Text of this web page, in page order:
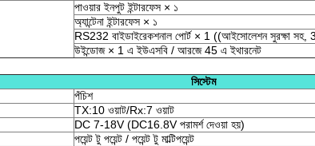
পাওয়ার ইনপুট ইন্টারফেস × ১
অ্যান্টেনা ইন্টারফেস × ১
RS232 বাইডাইরেকশনাল পোর্ট × 1 ((আইসোলেশন সুরক্ষা সহ,
উইন্ডোজ × 1 এ ইউএসবি / আরজে 45 এ ইথারনেট
সিস্টেম
পঁচিশ
TX:10 ওয়াট/Rx:7 ওয়াট
DC 7-18V (DC16.8V পরামর্শ দেওয়া হয়)
পয়েন্ট টু পয়েন্ট / পয়েন্ট টু মাল্টিপয়েন্ট